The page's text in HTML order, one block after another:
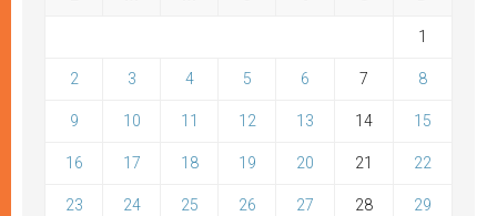
1
2 3 4 5 6 7 8
9 10 11 12 13 14 15
16 17 18 19 20 21 22
23 24 25 26 27 28 29